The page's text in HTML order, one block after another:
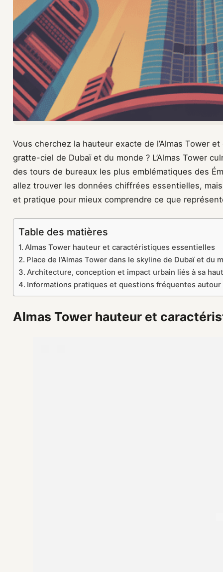
Vous cherchez la hauteur exacte de l’Almas Tower
gratte-ciel de Dubaï et du monde ? L’Almas Tower
des tours de bureaux les plus emblématiques des
allez trouver les données chiffrées essentielles,
et pratique pour mieux comprendre ce que
Table des matières
Almas Tower hauteur et caractéristiques essentielles
Place de l’Almas Tower dans le skyline de Dubaï et du
Architecture, conception et impact urbain liés à sa
Informations pratiques et questions fréquentes autour
Almas Tower hauteur et